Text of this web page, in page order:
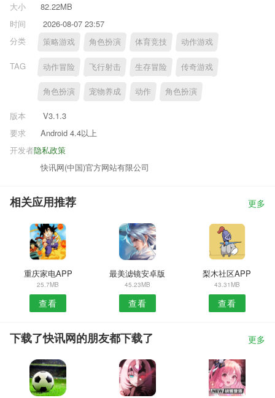
大小
82.22MB
时间
2026-08-07 23:57
分类
策略游戏 角色扮演 体育竞技 动作游戏
TAG 动作冒险 飞行射击 生存冒险 传奇游戏
角色扮演 宠物养成 动作 角色扮演
版本
V3.1.3
要求
Android 4.4以上
隐私政策
开发者
快讯网(中国)官方网站有限公司
相关应用推荐 更多
重庆家电APP
25.7MB
查看
最美滤镜安卓版
45.23MB
查看
梨木社区APP
43.31MB
查看
下载了快讯网的朋友都下载了 更多